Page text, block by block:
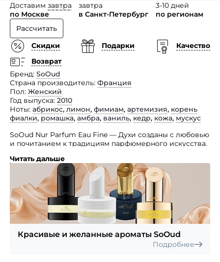
Доставим завтра
по Москве
завтра
в Санкт-Петербург
3-10 дней
по регионам
Рассчитать
Скидки
Подарки
Качество
Возврат
Бренд SoOud
Страна производитель Франция
Пол Женский
Год выпуска 2010
Ноты абрикос, лимон, фимиам, артемизия, корень
фиалки, ромашка, амбра, ваниль, кедр, кожа, мускус
SoOud Nur Parfum Eau Fine — Духи созданы с любовью
и почитанием к традициям парфюмерного искусства.
Аромат привлекает внимание искристым,
жизнерадостным и пикантным запахом, который
придется по вкусу даже самому взыскательному
эстету. Парфюмерная композиция SoOud Nur Parfum
Eau Fine состоит из таких нот как нежная артемизия,
мистический ладан, сочный лимон, скромная
ромашка, Виргинский кедр, спелый абрикос, корень
ириса, мускус, амбра, кожа и ваниль.
Читать дальше
Красивые и желанные ароматы SoOud
Подробнее